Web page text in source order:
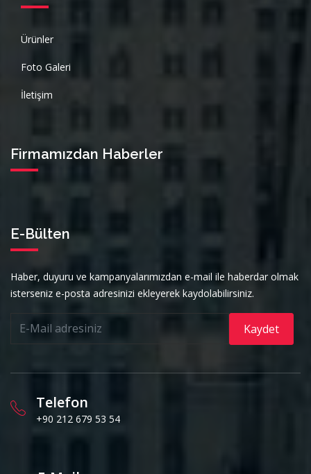
Ürünler
Foto Galeri
İletişim
Firmamızdan Haberler
E-Bülten
Haber, duyuru ve kampanyalarımızdan e-mail ile haberdar olmak
isterseniz e-posta adresinizi ekleyerek kaydolabilirsiniz.
Kaydet
Telefon
+90 212 679 53 54